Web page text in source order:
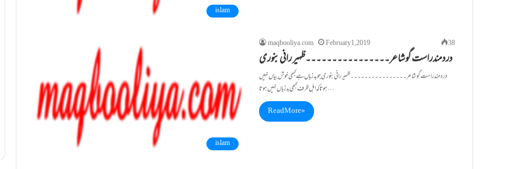
islam
islam
maqbooliya.com February 1, 2019 38
دردمندراست گوشاعر۔۔۔۔۔۔۔۔۔۔۔۔۔۔۔۔ظہیر رانی بنوری
دردمندراست گوشاعر۔۔۔۔۔۔۔۔۔۔۔۔۔۔۔۔ظہیر رانی بنوری جوبدزباں ہے کبھی خوش بیاں نہیں
ہوتا کہ اہل ظرف کبھی بدزباں نہیں ہوتا …
Read More »